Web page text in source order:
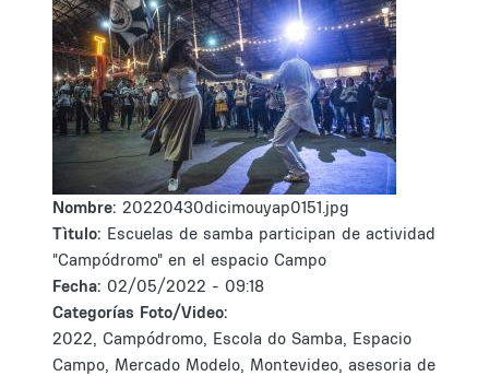
Nombre: 20220430dicimouyap0151.jpg
Tìtulo: Escuelas de samba participan de actividad
"Campódromo" en el espacio Campo
Fecha: 02/05/2022 - 09:18
Categorías Foto/Video:
2022, Campódromo, Escola do Samba, Espacio
Campo, Mercado Modelo, Montevideo, asesoria de